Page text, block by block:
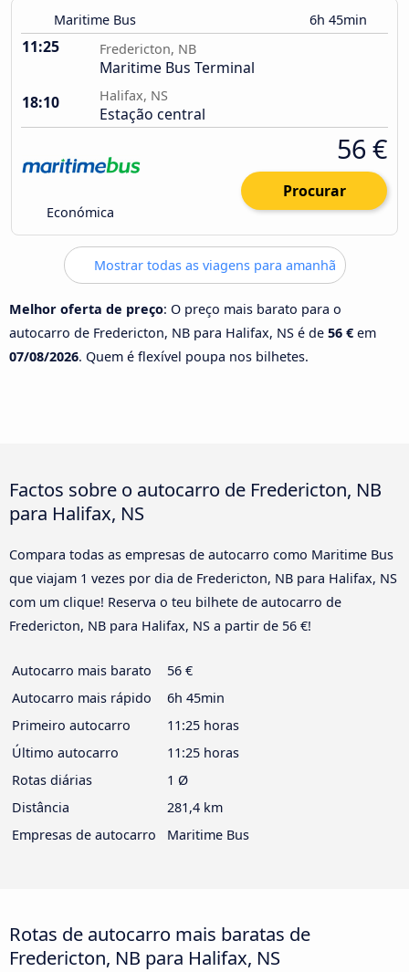
Maritime Bus 6h 45min
11:25 Fredericton, NB
Maritime Bus Terminal
18:10
Halifax, NS
Estação central
Económica
56 €
Procurar
Mostrar todas as viagens para amanhã
Melhor oferta de preço: O preço mais barato para o
autocarro de Fredericton, NB para Halifax, NS é de 56 € em
07/08/2026. Quem é flexível poupa nos bilhetes.
Factos sobre o autocarro de Fredericton, NB
para Halifax, NS
Compara todas as empresas de autocarro como Maritime Bus
que viajam 1 vezes por dia de Fredericton, NB para Halifax, NS
com um clique! Reserva o teu bilhete de autocarro de
Fredericton, NB para Halifax, NS a partir de 56 €!
Autocarro mais barato
56 €
Autocarro mais rápido
6h 45min
Primeiro autocarro
11:25 horas
Último autocarro
11:25 horas
Rotas diárias
1 Ø
Distância
281,4 km
Empresas de autocarro
Maritime Bus
Rotas de autocarro mais baratas de
Fredericton, NB para Halifax, NS